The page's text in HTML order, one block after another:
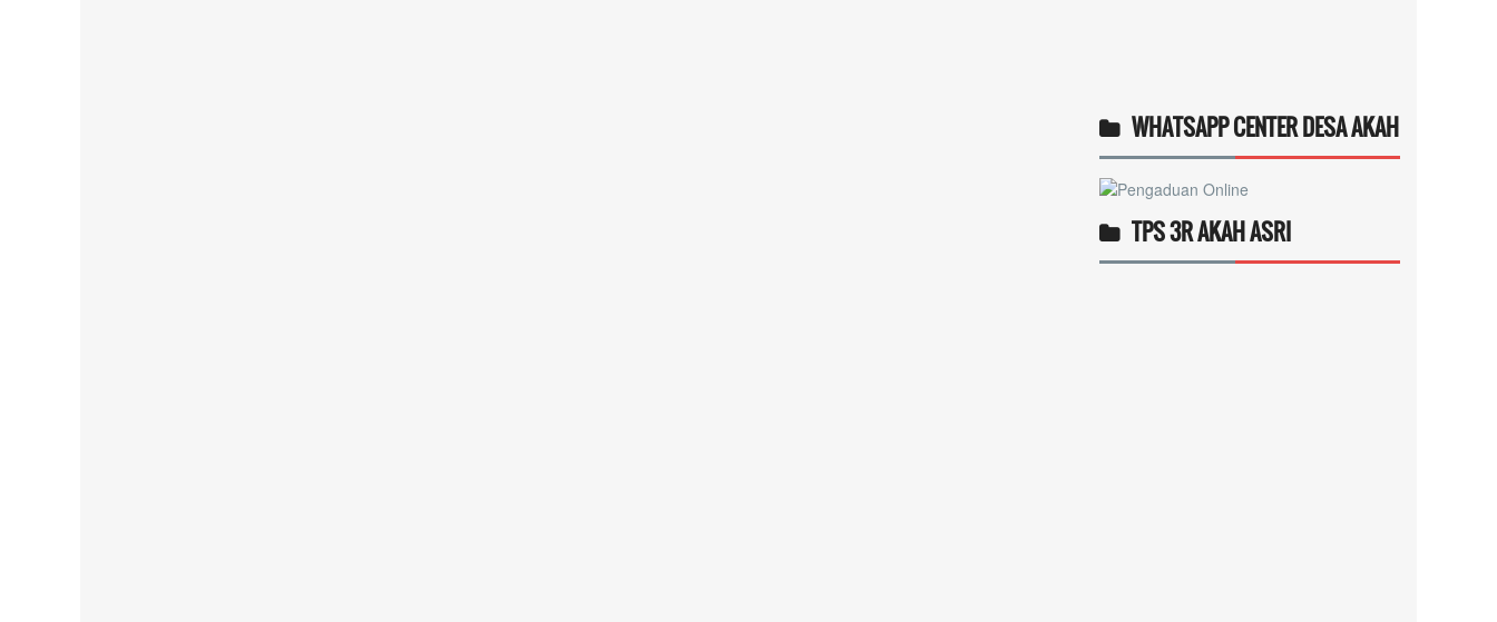
WHATSAPP CENTER DESA AKAH
TPS 3R AKAH ASRI